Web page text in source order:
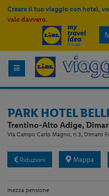
Creare il tuo viaggio con hotel,
vale davvero.
PARK HOTEL
Trentino-Alto Adige,
Via Campo Carlo Magno, n.3, Dimaro
Riduzioni Mappa
mezza pensione